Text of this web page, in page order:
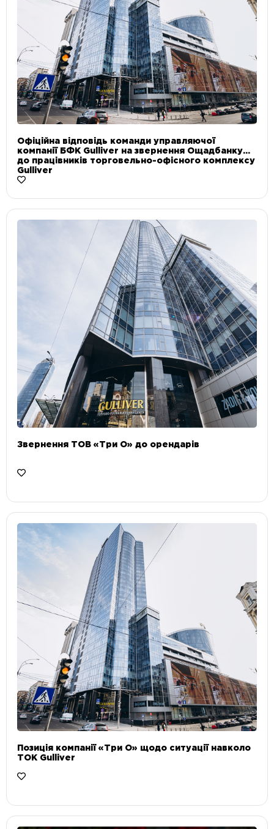
Офіційна відповідь команди управляючої
компанії БФК Gulliver на звернення Ощадбанку
до працівників торговельно-офісного комплексу
Gulliver
Звернення ТОВ «Три О» до орендарів
Позиція компанії «Три О» щодо ситуації навколо
ТОК Gulliver